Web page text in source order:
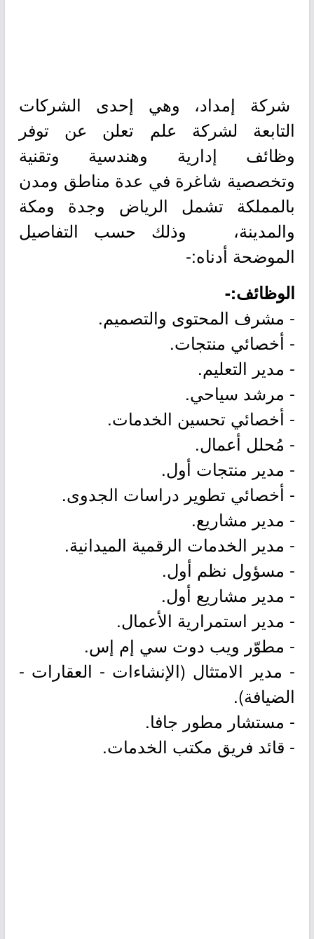
شركة إمداد، وهي إحدى الشركات
التابعة لشركة علم تعلن عن توفر
وظائف إدارية وهندسية وتقنية
وتخصصية شاغرة في عدة مناطق ومدن
بالمملكة تشمل الرياض وجدة ومكة
والمدينة، وذلك حسب التفاصيل
الموضحة أدناه:-
الوظائف:-
- مشرف المحتوى والتصميم.
- أخصائي منتجات.
- مدير التعليم.
- مرشد سياحي.
- أخصائي تحسين الخدمات.
- مُحلل أعمال.
- مدير منتجات أول.
- أخصائي تطوير دراسات الجدوى.
- مدير مشاريع.
- مدير الخدمات الرقمية الميدانية.
- مسؤول نظم أول.
- مدير مشاريع أول.
- مدير استمرارية الأعمال.
- مطوّر ويب دوت سي إم إس.
- مدير الامتثال (الإنشاءات - العقارات -
الضيافة).
- مستشار مطور جافا.
- قائد فريق مكتب الخدمات.